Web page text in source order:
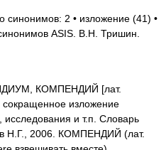
синонимов: 2 • изложение (41) •
ASIS. В.Н. Тришин.
КОМПЕНДИЙ [лат.
изложение
исследования и т.п. Словарь
Н.Г., 2006. КОМПЕНДИЙ (лат.